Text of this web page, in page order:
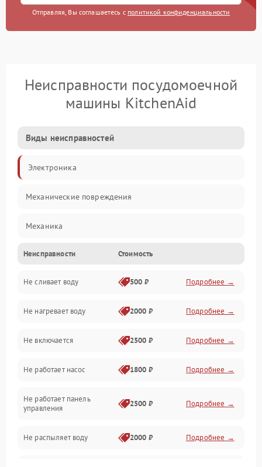
Отправляя, Вы соглашаетесь с политикой конфиденциальности
Неисправности посудомоечной
машины KitchenAid
Виды неисправностей
Электроника
Механические повреждения
Механика
Управление
Электропитание
Датчики
Нагрев
Вода
Гигиена
Программное обеспечение
Неисправности Стоимость
Не сливает воду 500 ₽ Подробнее →
Не нагревает воду 2000 ₽ Подробнее →
Не включается 2500 ₽ Подробнее →
Не работает насос 1800 ₽ Подробнее →
Не работает панель
управления
2500 ₽ Подробнее →
Не распыляет воду 2000 ₽ Подробнее →